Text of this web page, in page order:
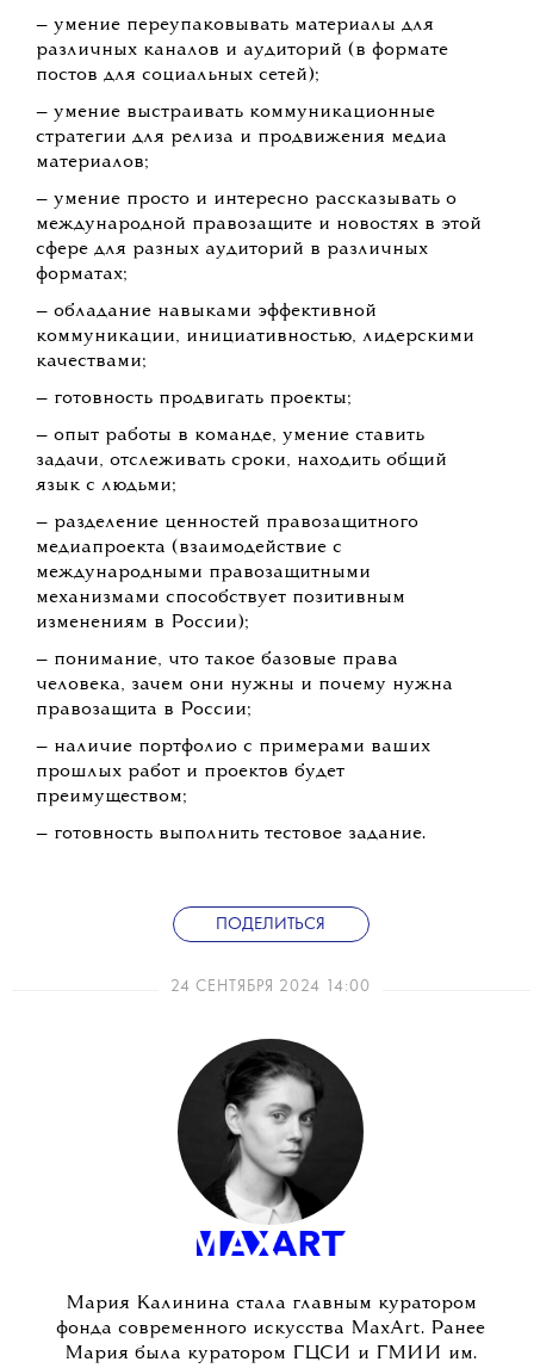
— умение переупаковывать материалы для
различных каналов и аудиторий (в формате
постов для социальных сетей);
— умение выстраивать коммуникационные
стратегии для релиза и продвижения медиа
материалов;
— умение просто и интересно рассказывать о
международной правозащите и новостях в этой
сфере для разных аудиторий в различных
форматах;
— обладание навыками эффективной
коммуникации, инициативностью, лидерскими
качествами;
— готовность продвигать проекты;
— опыт работы в команде, умение ставить
задачи, отслеживать сроки, находить общий
язык с людьми;
— разделение ценностей правозащитного
медиапроекта (взаимодействие с
международными правозащитными
механизмами способствует позитивным
изменениям в России);
— понимание, что такое базовые права
человека, зачем они нужны и почему нужна
правозащита в России;
— наличие портфолио с примерами ваших
прошлых работ и проектов будет
преимуществом;
— готовность выполнить тестовое задание.
ПОДЕЛИТЬСЯ
24 СЕНТЯБРЯ 2024 14:00
Мария Калинина стала главным куратором
фонда современного искусства MaxArt. Ранее
Мария была куратором ГЦСИ и ГМИИ им.